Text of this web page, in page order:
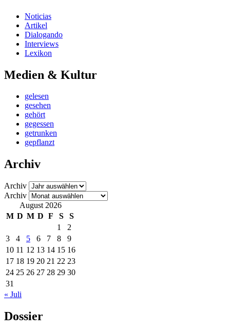
Noticias
Artikel
Dialogando
Interviews
Lexikon
Medien & Kultur
gelesen
gesehen
gehört
gegessen
getrunken
gepflanzt
Archiv
Archiv
Archiv
August 2026
M D M D F S
S
1
2
3
4 5 6 7 8
9
10 11 12 13 14 15 16
17 18 19 20 21 22 23
24 25 26 27 28 29 30
31
« Juli
Dossier